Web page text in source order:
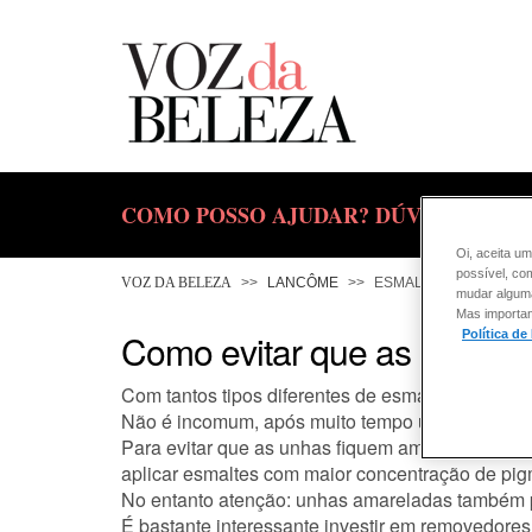
COMO POSSO AJUDAR? DÚVIDAS
VOZ DA BELEZA LANCÔME ESMALTE
Como evitar que as
Com tantos tipos diferentes de esmaltes e
Não é incomum, após muito tempo utilizando
Para evitar que as unhas fiquem amareladas
aplicar esmaltes com maior concentração de
No entanto atenção: unhas amareladas
É bastante interessante investir em
Oi, aceita
possível,
mudar
Mas
Política de